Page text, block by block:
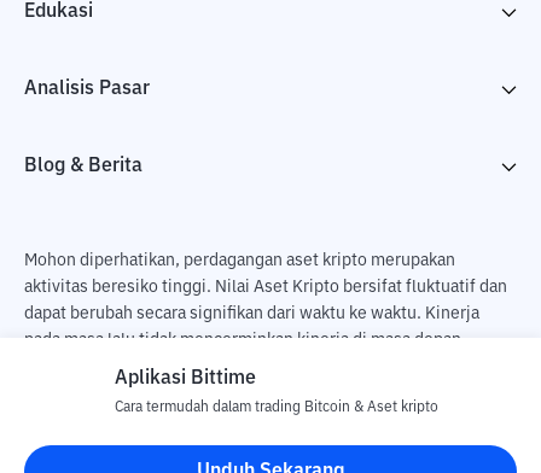
Edukasi
Analisis Pasar
Blog & Berita
Mohon diperhatikan, perdagangan aset kripto merupakan
aktivitas beresiko tinggi. Nilai Aset Kripto bersifat fluktuatif dan
dapat berubah secara signifikan dari waktu ke waktu. Kinerja
pada masa lalu tidak mencerminkan kinerja di masa depan.
Terdapat risiko kehilangan sebagai dampak dari membeli dan
pengguna. PT Utama Aset Digital Indonesia (Bittime) tidak
bertanggung jawab atas perubahan fluktuasi dari nilai tukar Aset
Aplikasi Bittime
Cara termudah dalam trading Bitcoin & Aset kripto